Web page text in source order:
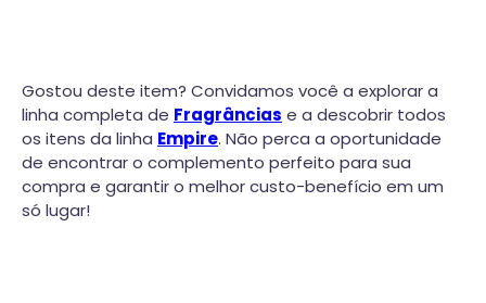
Gostou deste item? Convidamos você a explorar a
linha completa de Fragrâncias e a descobrir todos
os itens da linha Empire. Não perca a oportunidade
de encontrar o complemento perfeito para sua
compra e garantir o melhor custo-benefício em um
só lugar!